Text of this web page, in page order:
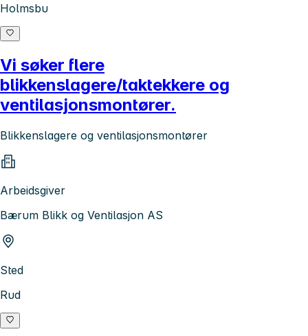
Holmsbu
Vi søker flere
blikkenslagere/taktekkere og
ventilasjonsmontører.
Blikkenslagere og ventilasjonsmontører
Arbeidsgiver
Bærum Blikk og Ventilasjon AS
Sted
Rud